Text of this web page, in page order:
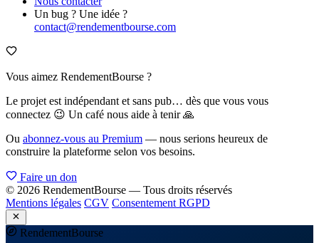
Un bug ? Une idée ?
contact@rendementbourse.com
Vous aimez RendementBourse ?
Le projet est indépendant et sans pub… dès que vous vous
connectez 😉 Un café nous aide à tenir 🙏
Ou abonnez-vous au Premium — nous serions heureux de
construire la plateforme selon vos besoins.
Faire un don
© 2026 RendementBourse — Tous droits réservés
Mentions légales CGV Consentement RGPD
RendementBourse